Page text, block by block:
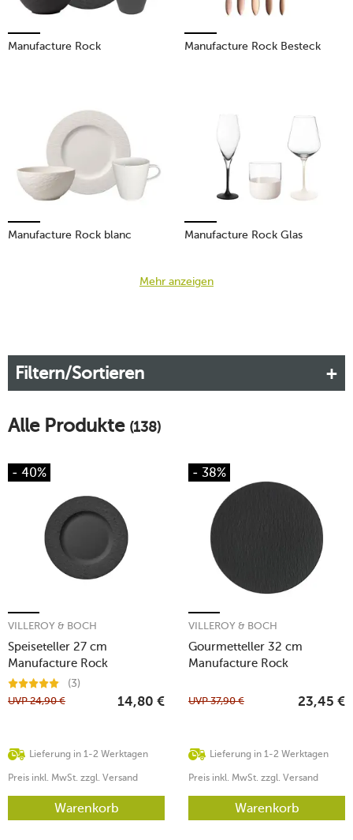
Manufacture Rock Manufacture Rock Besteck
Manufacture Rock blanc Manufacture Rock Glas
Mehr anzeigen
Filtern/Sortieren
Alle Produkte (138)
- 40%
Speiseteller 27 cm
Manufacture Rock
VILLEROY & BOCH
(3)
Lieferung in 1-2 Werktagen
UVP24,90 € 14,80 €
Preis inkl. MwSt. zzgl. Versand
Warenkorb
- 38%
Gourmetteller 32 cm
Manufacture Rock
VILLEROY & BOCH
Lieferung in 1-2 Werktagen
UVP37,90 € 23,45 €
Preis inkl. MwSt. zzgl. Versand
Warenkorb